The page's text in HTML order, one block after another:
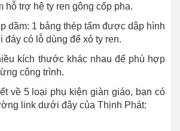
hỗ trợ hệ ty ren gông cốp pha.
dầm: 1 bảng thép tấm được dập hình
có lỗ dùng để xỏ ty ren.
kích thước khác nhau để phù hợp
công trình.
về 5 loại phụ kiện giàn giáo, bạn có
link dưới đây của Thịnh Phát: